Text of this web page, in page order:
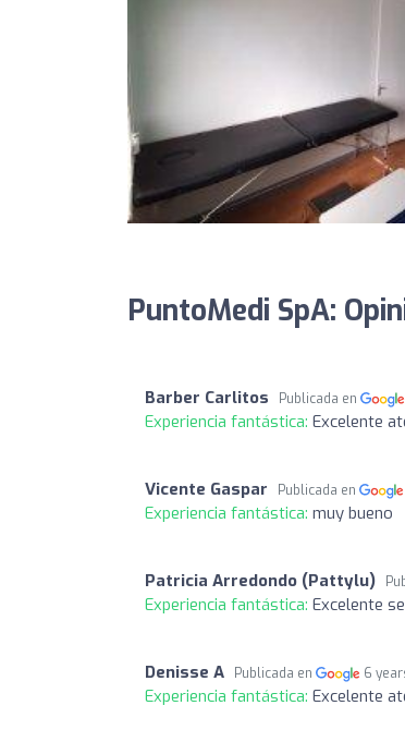
PuntoMedi SpA:
Barber Carlitos Publicada en
Experiencia fantástica: Excelente
Vicente Gaspar Publicada en
Experiencia fantástica: muy bueno
Patricia Arredondo (Pattylu)
Experiencia fantástica: Excelente
Denisse A Publicada en 6
Experiencia fantástica: Excelente